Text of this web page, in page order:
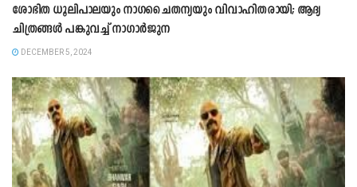
ശോഭിത ധൂലിപാലയും നാഗചൈതന്യയും വിവാഹിതരായി; ആദ്യ
ചിത്രങ്ങള്‍ പങ്കുവച്ച് നാഗാര്‍ജുന
DECEMBER 5, 2024